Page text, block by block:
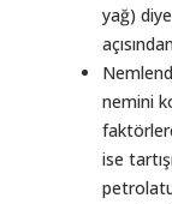
yağ)
nemini
ise